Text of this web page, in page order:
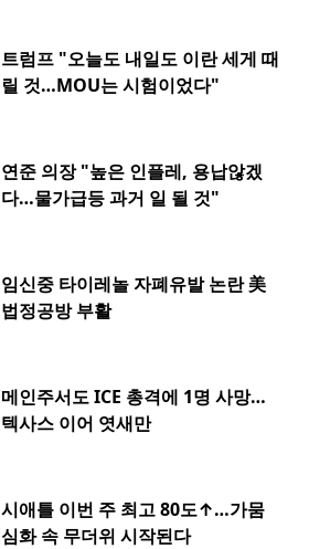
트럼프 "오늘도 내일도 이란 세게 때
릴 것…MOU는 시험이었다"
연준 의장 "높은 인플레, 용납않겠
다…물가급등 과거 일 될 것"
임신중 타이레놀 자폐유발 논란 美
법정공방 부활
메인주서도 ICE 총격에 1명 사망…
텍사스 이어 엿새만
시애틀 이번 주 최고 80도↑…가뭄
심화 속 무더위 시작된다